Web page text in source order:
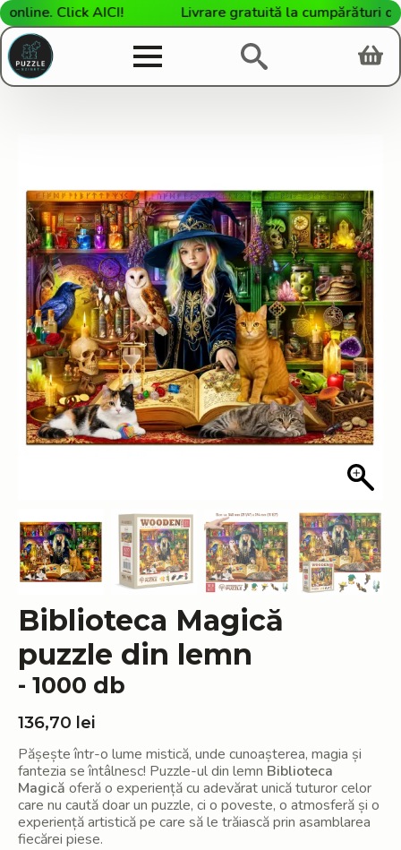
Click AICI! Livrare gratuită la cumpărături de
Biblioteca Magică
puzzle din lemn
- 1000 db
136,70 lei
Pășește într-o lume mistică, unde cunoașterea, magia și
fantezia se întâlnesc! Puzzle-ul din lemn Biblioteca
Magică oferă o experiență cu adevărat unică tuturor celor
care nu caută doar un puzzle, ci o poveste, o atmosferă și o
experiență artistică pe care să le trăiască prin asamblarea
fiecărei piese.